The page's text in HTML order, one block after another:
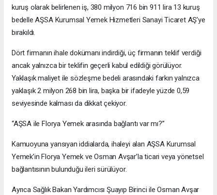
kuruş olarak belirlenen iş, 380 milyon 716 bin 911 lira 13 kuruş
bedelle AŞSA Kurumsal Yemek Hizmetleri Sanayi Ticaret AŞ’ye
bırakıldı.
Dört firmanın ihale dokümanı indirdiği, üç firmanın teklif verdiği
ancak yalnızca bir teklifin geçerli kabul edildiği görülüyor.
Yaklaşık maliyet ile sözleşme bedeli arasındaki farkın yalnızca
yaklaşık 2 milyon 268 bin lira, başka bir ifadeyle yüzde 0,59
seviyesinde kalması da dikkat çekiyor.
“AŞSA ile Florya Yemek arasında bağlantı var mı?”
Kamuoyuna yansıyan iddialarda, ihaleyi alan AŞSA Kurumsal
Yemek’in Florya Yemek ve Osman Avşar’la ticari veya yönetsel
bağlantısının bulunduğu ileri sürülüyor.
Ayrıca Sağlık Bakan Yardımcısı Şuayıp Birinci ile Osman Avşar